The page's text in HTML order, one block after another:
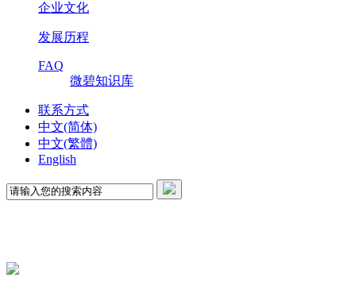
企业文化
发展历程
FAQ
微碧知识库
联系方式
中文(简体)
中文(繁體)
English